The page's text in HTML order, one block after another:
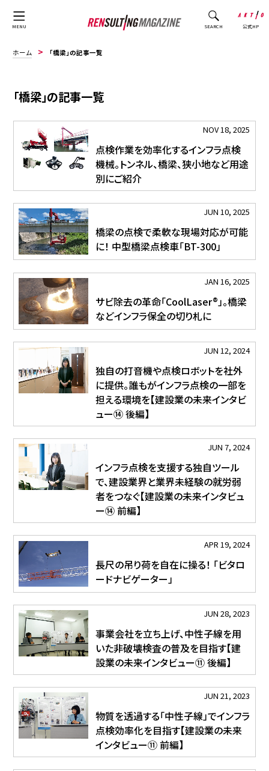
MENU SEARCH 公式HP
ホーム 「橋梁」の記事一覧
「橋梁」の記事一覧
NOV 18, 2025
点検作業を効率化するインフラ点検
機械。トンネル、橋梁、狭小地など用途
別にご紹介
JUN 10, 2025
橋梁の点検で柔軟な現場対応が可能
に！ 中型橋梁点検車「BT-300」
JAN 16, 2025
サビ除去の革命「CoolLaser®」。橋梁
などインフラ保全の切り札に
JUN 12, 2024
独自の打音機や点検ロボットを社外
に提供。誰もがインフラ点検の一部を
担える環境を【建設業の未来インタビ
ュー⑭ 後編】
JUN 7, 2024
インフラ点検を支援する独自ツール
で、建設業界と業界未経験の就労弱
者をつなぐ【建設業の未来インタビュ
ー⑭ 前編】
APR 19, 2024
長尺の吊り荷を自在に操る！ 「ビタロ
ードナビゲーター」
JUN 28, 2023
事業会社を立ち上げ、中性子線を用
いた非破壊検査の普及を目指す【建
設業の未来インタビュー⑪ 後編】
JUN 21, 2023
物質を透過する「中性子線」でインフラ
点検効率化を目指す【建設業の未来
インタビュー⑪ 前編】